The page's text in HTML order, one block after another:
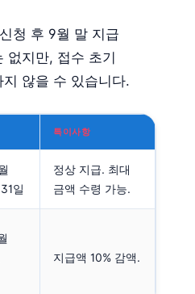
청 후 9월 말 지급
없지만, 접수 초기
않을 수 있습니다.
특이사항
일
정상 지급. 최대
금액 수령 가능.
지급액 10% 감액.